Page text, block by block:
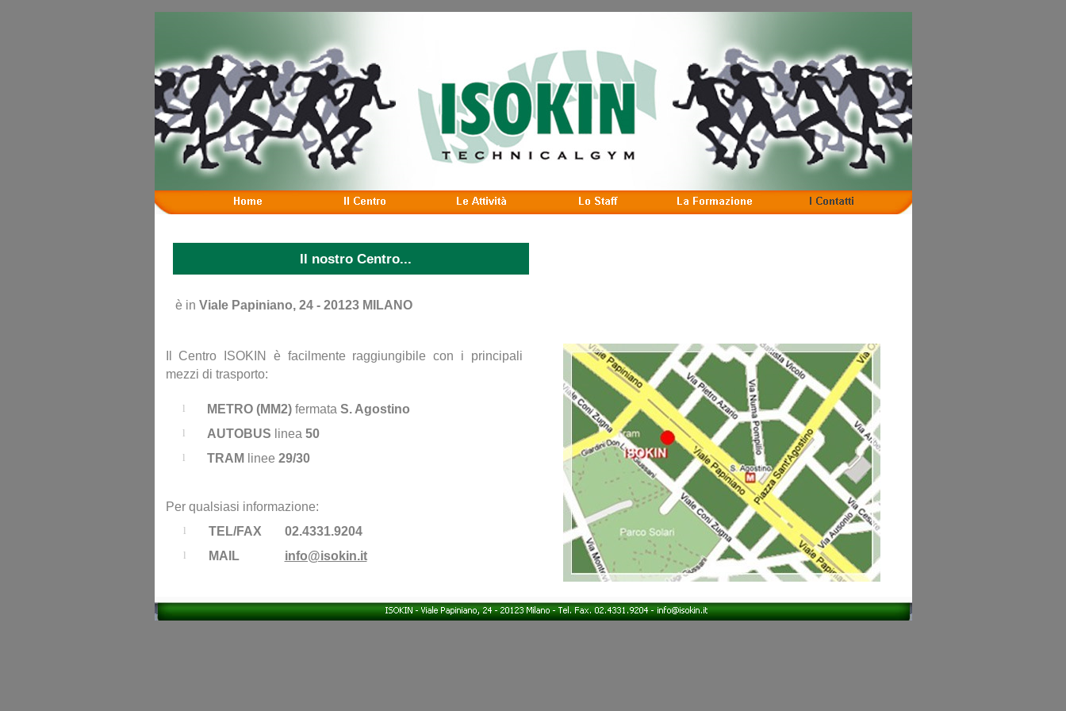
Il nostro Centro...
è in Viale Papiniano, 24 -20123 MILANO
Il Centro ISOKIN è facilmente raggiungibile con i principali
mezzi di trasporto:
l METRO (MM2)fermata S. Agostino
l AUTOBUS linea 50
l TRAM linee 29/30
Per qualsiasi informazione:
l TEL/FAX 02.4331.9204
l MAIL info@isokin.it